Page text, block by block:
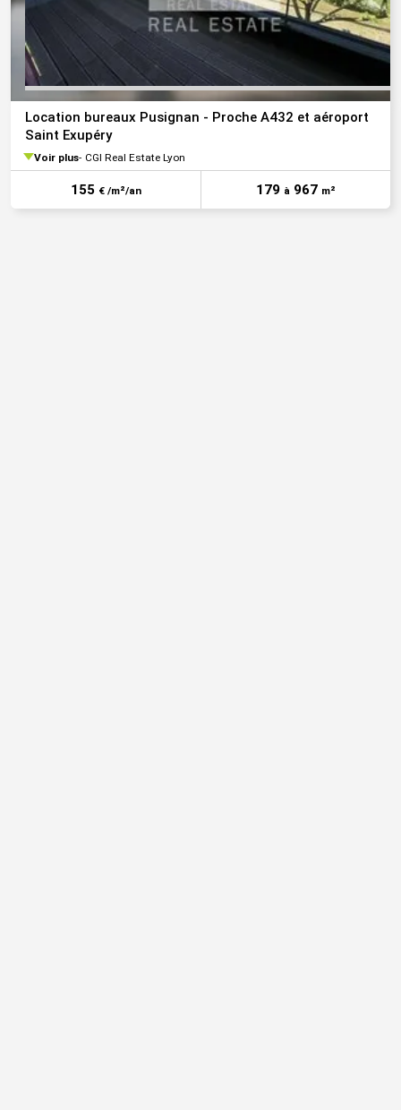
Location bureaux Pusignan - Proche A432 et aéroport
Saint Exupéry
Voir plus CGI Real Estate Lyon
155 € /m²/an 179 à 967 m²